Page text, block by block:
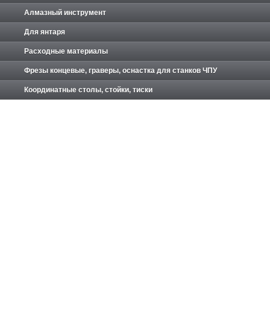
Алмазный инструмент
Для янтаря
Расходные материалы
Фрезы концевые, граверы, оснастка для станков ЧПУ
Координатные столы, стойки, тиски